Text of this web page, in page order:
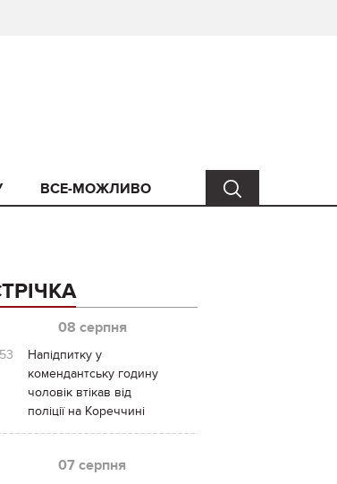
ВСЕ-МОЖЛИВО
08 серпня
Напідпитку у
комендантську годину
чоловік втікав від
поліції на Кореччині
07 серпня